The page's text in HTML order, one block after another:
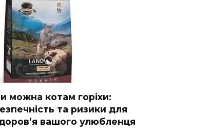
можна котам горіхи:
та ризики для
вашого улюбленця